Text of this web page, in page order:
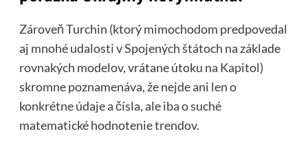
Zároveň Turchin (ktorý mimochodom predpovedal
aj mnohé udalosti v Spojených štátoch na základe
rovnakých modelov, vrátane útoku na Kapitol)
skromne poznamenáva, že nejde ani len o
konkrétne údaje a čísla, ale iba o suché
matematické hodnotenie trendov.